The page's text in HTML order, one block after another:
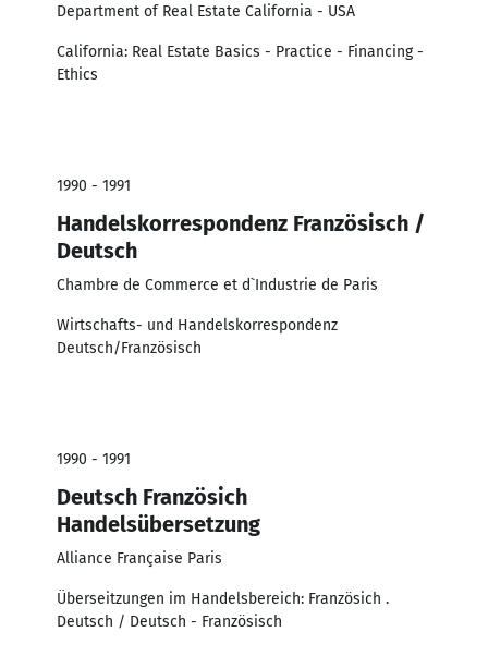
Department of Real Estate California - USA
California: Real Estate Basics - Practice - Financing -
Ethics
1990 - 1991
Handelskorrespondenz Französisch /
Deutsch
Chambre de Commerce et d`Industrie de Paris
Wirtschafts- und Handelskorrespondenz
Deutsch/Französisch
1990 - 1991
Deutsch Französich
Handelsübersetzung
Alliance Française Paris
Überseitzungen im Handelsbereich: Französich .
Deutsch / Deutsch - Französisch